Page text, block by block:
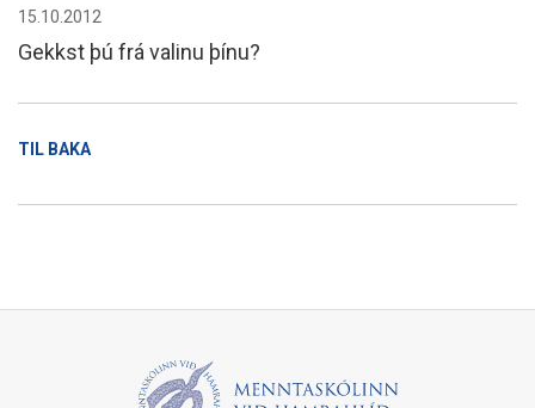
15.10.2012
Gekkst þú frá valinu þínu?
TIL BAKA